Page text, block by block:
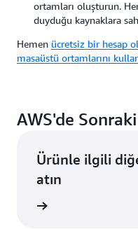
ortamları oluşturun.
duyduğu kaynaklara
Hemen ücretsiz bir hesap
masaüstü ortamlarını
AWS'de
Ürünle ilgili
atın